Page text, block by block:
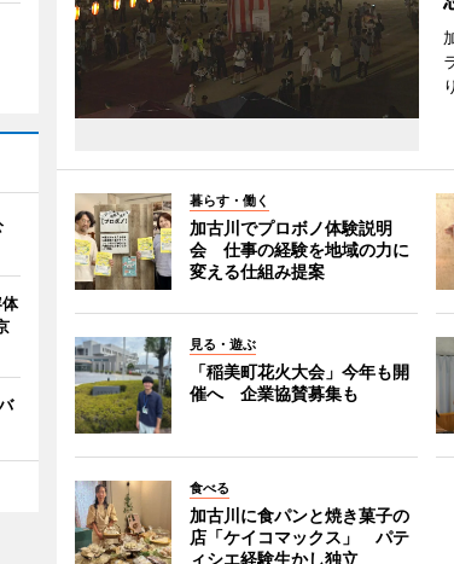
暮らす・働く
加古川でプロボノ体験説明
会 仕事の経験を地域の力に
変える仕組み提案
見る・遊ぶ
「稲美町花火大会」今年も開
催へ 企業協賛募集も
食べる
加古川に食パンと焼き菓子の
店「ケイコマックス」 パテ
ィシエ経験生かし独立